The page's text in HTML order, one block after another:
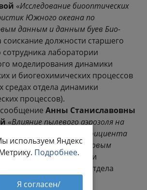
«Исследование биооптических
Южного океана по
данным и данным буев Био-
соискание должности старшего
сотрудника лаборатории
моделирования динамики
и биогеохимических процессов
средах отдела динамики
процессов).
Анны Станиславовны
«Влияние пылевого аэрозоля на
спектрального коэффициента
моря по спутниковым
(на соискание должности
научного сотрудника отдела
моря).
используем Яндекс
Подробнее.
Я согласен/